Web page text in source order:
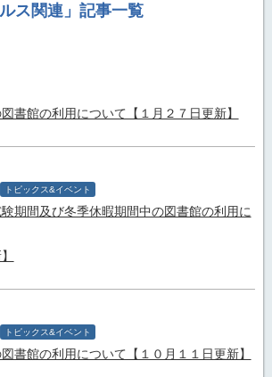
ス関連」記事一覧
書館の利用について【１月２７日更新】
トピックス&イベント
期間及び冬季休暇期間中の図書館の利用に
トピックス&イベント
書館の利用について【１０月１１日更新】